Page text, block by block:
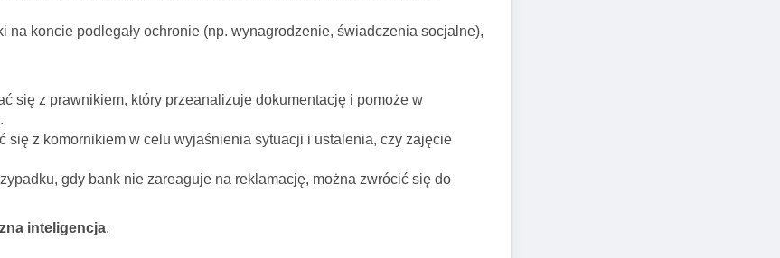
koncie podlegały ochronie (np. wynagrodzenie, świadczenia socjalne),
się z prawnikiem, który przeanalizuje dokumentację i pomoże w
się z komornikiem w celu wyjaśnienia sytuacji i ustalenia, czy zajęcie
gdy bank nie zareaguje na reklamację, można zwrócić się do
inteligencja.